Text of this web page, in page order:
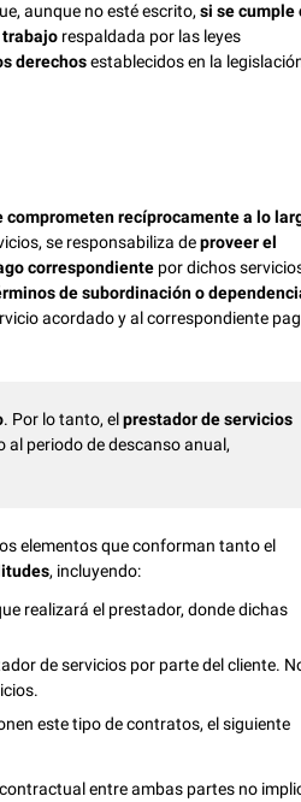
aunque no esté escrito, si se cumple
trabajo respaldada por las leyes
derechosestablecidos en la
comprometen recíprocamente a lo
se responsabiliza deproveer el
correspondiente por dichos
de subordinación o
acordado y al correspondiente
. Por lo tanto, elprestador de servicios
periodo de descanso anual,
elementos que conforman tanto el
, incluyendo:
realizará el prestador, donde dichas
de servicios por parte del cliente.
este tipo de contratos, el siguiente
entre ambas partes no